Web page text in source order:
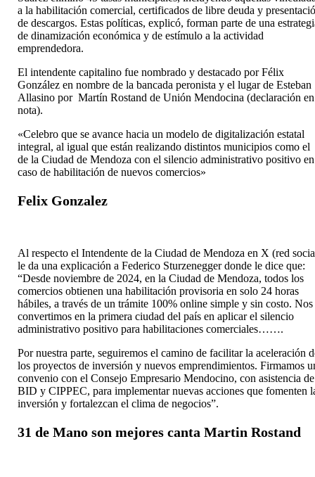
a la habilitación comercial, certificados de libre deuda y
de descargos. Estas políticas, explicó, forman parte de una
de dinamización económica y de estímulo a la actividad
emprendedora.
El intendente capitalino fue nombrado y destacado por Félix
González en nombre de la bancada peronista y el lugar de Esteban
Allasino por Martín Rostand de Unión Mendocina (declaración en
nota).
«Celebro que se avance hacia un modelo de digitalización estatal
integral, al igual que están realizando distintos municipios como el
de la Ciudad de Mendoza con el silencio administrativo positivo en
caso de habilitación de nuevos comercios»
Felix Gonzalez
Al respecto el Intendente de la Ciudad de Mendoza en X (red
le da una explicación a Federico Sturzenegger donde le dice que:
“Desde noviembre de 2024, en la Ciudad de Mendoza, todos los
comercios obtienen una habilitación provisoria en solo 24 horas
hábiles, a través de un trámite 100% online simple y sin costo. Nos
convertimos en la primera ciudad del país en aplicar el silencio
administrativo positivo para habilitaciones comerciales…….
Por nuestra parte, seguiremos el camino de facilitar la aceleración
los proyectos de inversión y nuevos emprendimientos. Firmamos
convenio con el Consejo Empresario Mendocino, con asistencia de
BID y CIPPEC, para implementar nuevas acciones que fomenten
inversión y fortalezcan el clima de negocios”.
31 de Mano son mejores canta Martin Rostand